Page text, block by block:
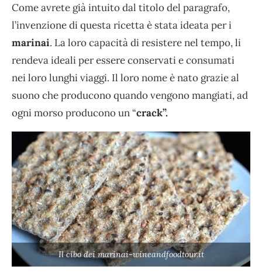
Come avrete già intuito dal titolo del paragrafo,
l’invenzione di questa ricetta è stata ideata per i
marinai. La loro capacità di resistere nel tempo, li
rendeva ideali per essere conservati e consumati
nei loro lunghi viaggi. Il loro nome è nato grazie al
suono che producono quando vengono mangiati, ad
ogni morso producono un “crack”.
Il cibo dei marinai-wineandfoodtour.it